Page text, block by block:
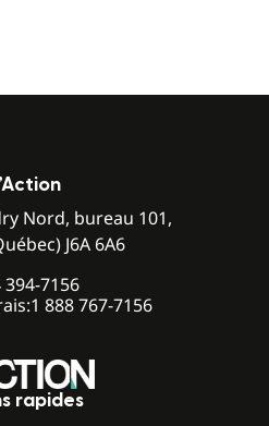
Nord, bureau 101,
J6A 6A6
394-7156
1 888 767-7156
rapides